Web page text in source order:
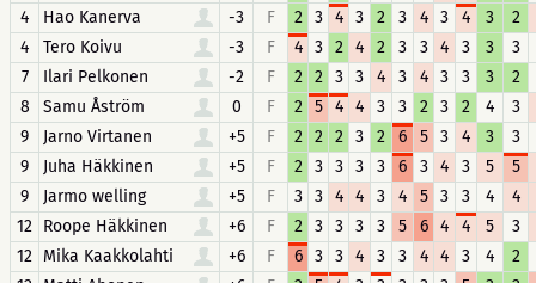
4
Hao Kanerva -3 F 2 3 4 3 2 3 4 3 4 3
2
4
Tero Koivu -3 F 4 3 2 4 2 3 3 4 3 3
3
7
Ilari Pelkonen -2 F 2 2 3 3 4 3 4 3 3 3
2
8
Samu Åström 0 F 2 5 4 4 3 3 2 3 2 4
3
9
Jarno Virtanen +5 F 2 2 2 3 2 6 5 3 4 3
3
9
Juha Häkkinen +5 F 2 3 3 3 3 6 3 4 3 5
5
9
Jarmo welling +5 F 3 3 4 4 3 4 5 3 3 4
4
12 Roope Häkkinen +6 F 2 3 3 3 3 5 6 4 4 5
3
12 Mika Kaakkolahti +6 F 6 3 3 4 3 3 4 4 3 4
2